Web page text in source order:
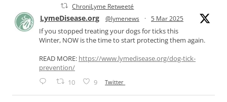
ChroniLyme Retweeté
LymeDisease.org @lymenews · 5 Mar 2025
If you stopped treating your dogs for ticks this
Winter, NOW is the time to start protecting them again.
READ MORE: https://www.lymedisease.org/dog-tick-
prevention/
10 9 Twitter